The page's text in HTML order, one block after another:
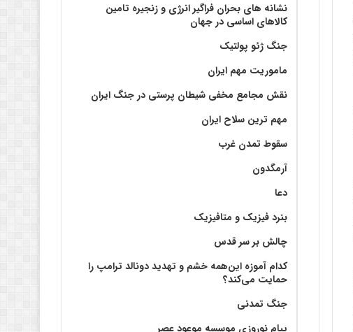
نشانه های بحران فراگیر انرژی و زنجیره تامین
کالاهای اساسی در جهان
جنگ ژئو پولتیک
ماموریت مهم ایران
نقش مجامع مخفی شیطان پرستی در جنگ ایران
مهم ترین سلاح ایران
سقوط تمدن غرب
آرمگدون
دعا
بنرد فیزیک و متافیزیک
چالش بر سر قدس
کدام آموزه این‌همه خشم و تهدید دونالد ترامپ را
حمایت می‌کند؟
جنگ تمدنی
پیام نوروزی موسسه موعود عصر